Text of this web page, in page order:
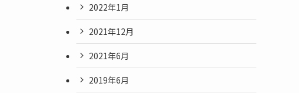
2022年1月
2021年12月
2021年6月
2019年6月